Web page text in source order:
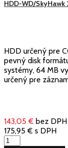
HDD-WD/SkyHawk
HDD určený pre
pevný disk
systémy, 64 MB
určený pre
143,05 € bez DPH
175,95 € s DPH